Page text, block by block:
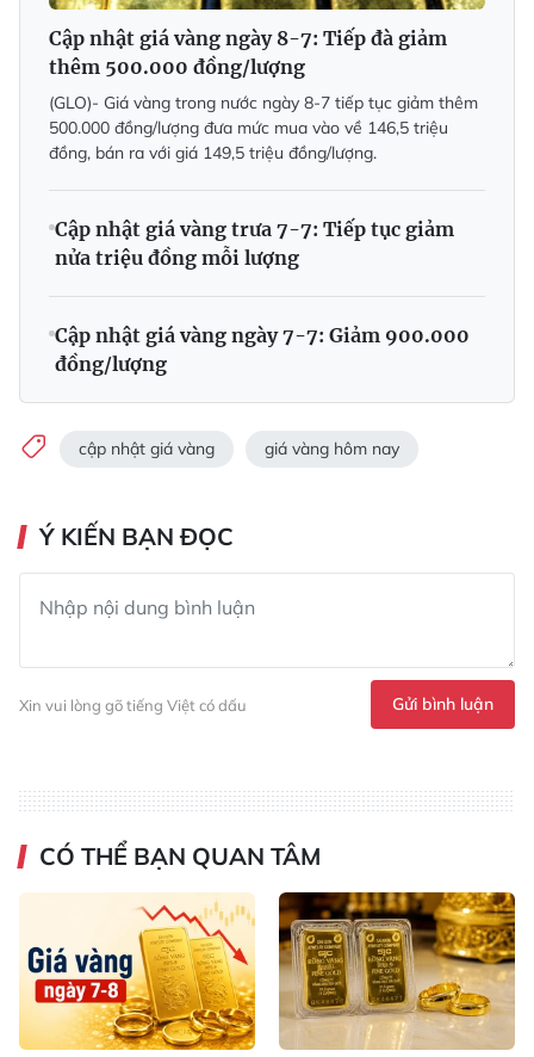
Cập nhật giá vàng ngày 8-7: Tiếp đà giảm
thêm 500.000 đồng/lượng
(GLO)- Giá vàng trong nước ngày 8-7 tiếp tục giảm thêm
500.000 đồng/lượng đưa mức mua vào về 146,5 triệu
đồng, bán ra với giá 149,5 triệu đồng/lượng.
Cập nhật giá vàng trưa 7-7: Tiếp tục giảm
nửa triệu đồng mỗi lượng
Cập nhật giá vàng ngày 7-7: Giảm 900.000
đồng/lượng
cập nhật giá vàng giá vàng hôm nay
Ý KIẾN BẠN ĐỌC
Xin vui lòng gõ tiếng Việt có dấu Gửi bình luận
CÓ THỂ BẠN QUAN TÂM